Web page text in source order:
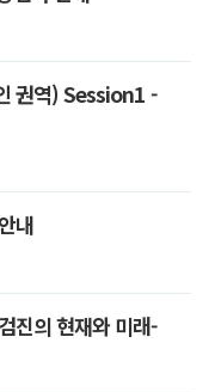
권역) Session1 -
내
진의 현재와 미래-